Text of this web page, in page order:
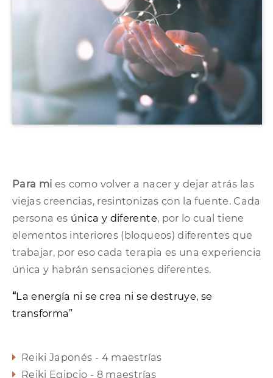
Para mi es como volver a nacer y dejar atrás las
viejas creencias, resintonizas con la fuente. Cada
persona es única y diferente, por lo cual tiene
elementos interiores (bloqueos) diferentes que
trabajar, por eso cada terapia es una experiencia
única y habrán sensaciones diferentes.
“La energía ni se crea ni se destruye, se
transforma”
Reiki Japonés - 4 maestrías
Reiki Egipcio - 8 maestrías